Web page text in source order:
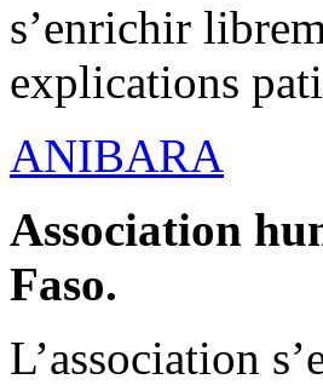
s’enrichir
explications
ANIBARA
Association
Faso.
L’association